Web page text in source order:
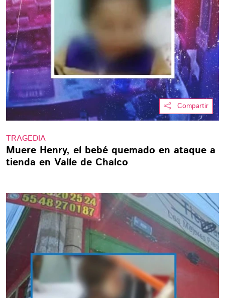
Compartir
TRAGEDIA
Muere Henry, el bebé quemado en ataque a
tienda en Valle de Chalco